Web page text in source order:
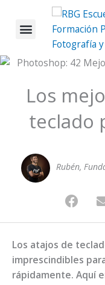
contenido
Los
teclado
Rubén,
Los atajos de
imprescindibles
rápidamente. Aquí